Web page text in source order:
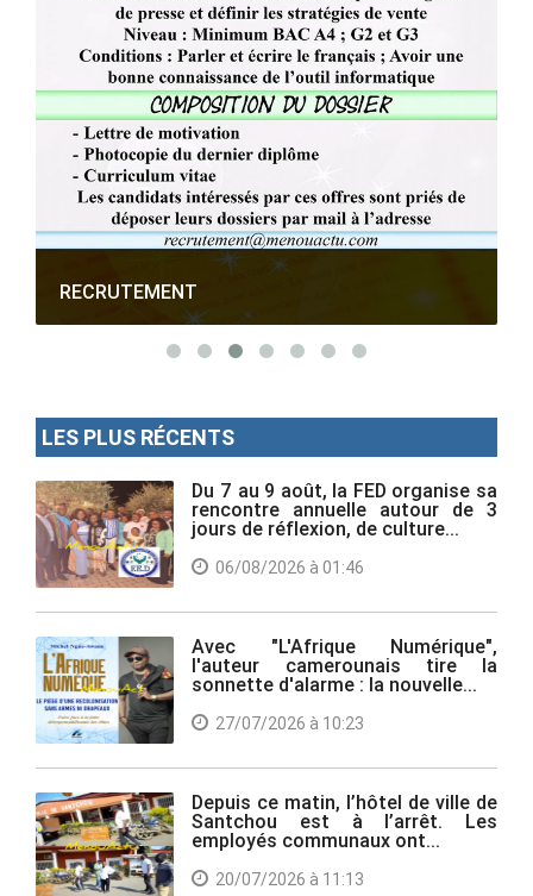
RECRUTEMENT
LES PLUS RÉCENTS
Du 7 au 9 août, la FED organise sa
rencontre annuelle autour de 3
jours de réflexion, de culture...
06/08/2026 à 01:46
Avec "L'Afrique Numérique",
l'auteur camerounais tire la
sonnette d'alarme : la nouvelle...
27/07/2026 à 10:23
Depuis ce matin, l’hôtel de ville de
Santchou est à l’arrêt. Les
employés communaux ont...
20/07/2026 à 11:13